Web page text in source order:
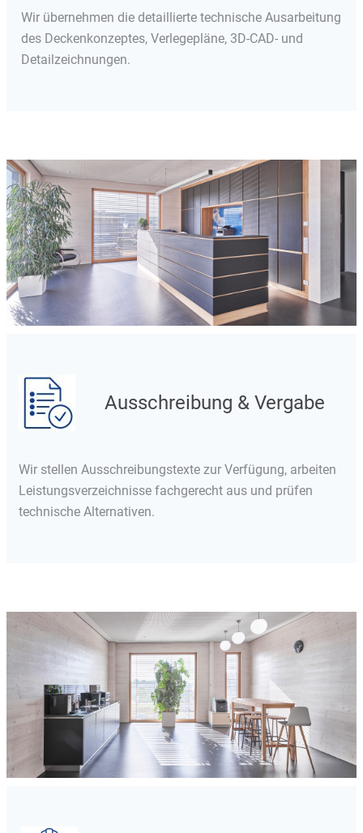
Wir übernehmen die detaillierte technische Ausarbeitung
des Deckenkonzeptes, Verlegepläne, 3D-CAD- und
Detailzeichnungen.
Ausschreibung & Vergabe
Wir stellen Ausschreibungstexte zur Verfügung, arbeiten
Leistungsverzeichnisse fachgerecht aus und prüfen
technische Alternativen.